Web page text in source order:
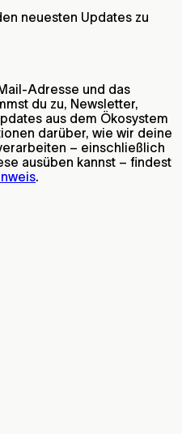
neuesten Updates zu
Adresse und das
du zu, Newsletter,
aus dem Ökosystem
darüber, wie wir deine
– einschließlich
ausüben kannst – findest
.